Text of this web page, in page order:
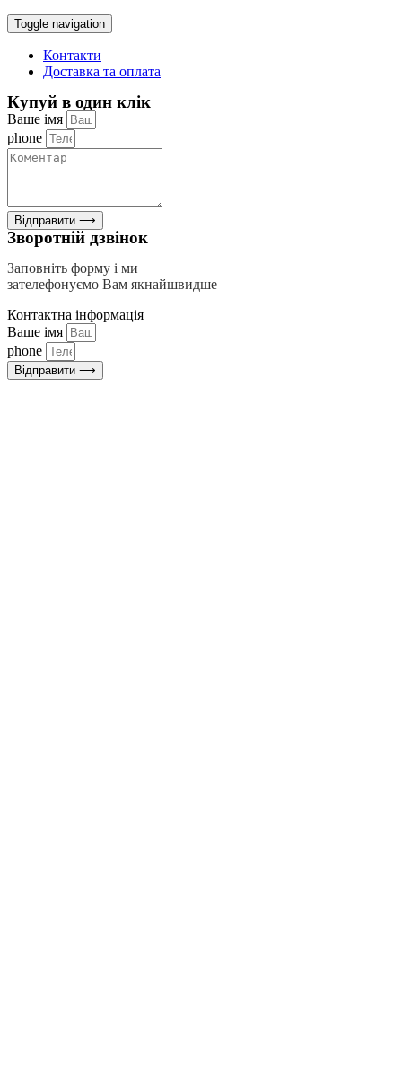
Toggle navigation
Контакти
Доставка та оплата
Купуй в один клік
Ваше імя
phone
Відправити ⟶
Зворотній дзвінок
Заповніть форму і ми
зателефонуємо Вам якнайшвидше
Контактна інформація
Ваше імя
phone
Відправити ⟶